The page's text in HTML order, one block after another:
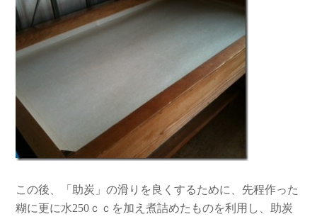
この後、「助炭」の滑りを良くするために、先程作った
糊に更に水250ｃｃを加え煮詰めたものを利用し、助炭